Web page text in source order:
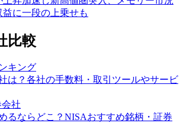
に一段の上乗せも
比較
キング
は？各社の手数料・取引ツールやサービ
社
るならどこ？NISAおすすめ銘柄・証券